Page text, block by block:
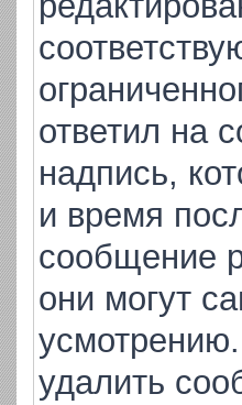
ответил на
надпись,
и время
сообщение
они могут
удалить